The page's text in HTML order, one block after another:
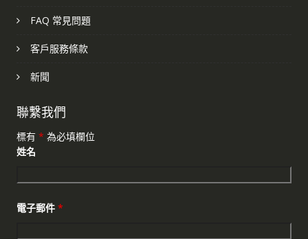
FAQ 常見問題
客戶服務條款
新聞
聯繫我們
標有 * 為必填欄位
姓名
電子郵件 *